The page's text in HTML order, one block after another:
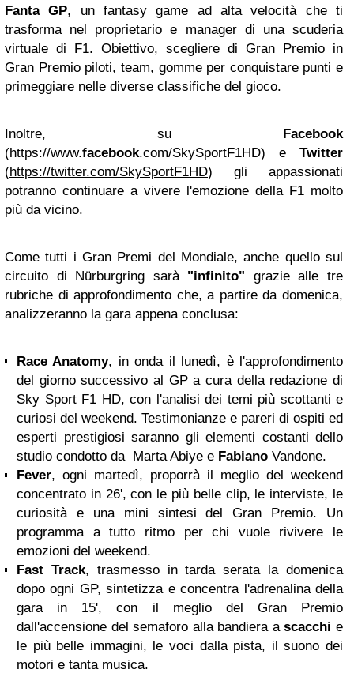
FantaGP, un fantasy game ad alta velocità che ti
trasforma nel proprietario e manager di una scuderia
virtuale di F1. Obiettivo, scegliere di Gran Premio in
Gran Premio piloti, team, gomme per conquistare punti e
primeggiare nelle diverse classifiche del gioco.
Inoltre, su Facebook
(https://www.facebook.com/SkySportF1HD) e Twitter
(https://twitter.com/SkySportF1HD) gli appassionati
potranno continuare a vivere l'emozione della F1 molto
più da vicino.
Come tutti i Gran Premi del Mondiale, anche quello sul
circuito di Nürburgring sarà "infinito" grazie alle tre
rubriche di approfondimento che, a partire da domenica,
analizzeranno la gara appena conclusa:
Race Anatomy, in onda il lunedì, è l'approfondimento
del giorno successivo al GP a cura della redazione di
Sky Sport F1 HD, con l'analisi dei temi più scottanti e
curiosi del weekend. Testimonianze e pareri di ospiti ed
esperti prestigiosi saranno gli elementi costanti dello
studio condotto da Marta Abiye e Fabiano Vandone.
Fever, ogni martedì, proporrà il meglio del weekend
concentrato in 26', con le più belle clip, le interviste, le
curiosità e una mini sintesi del Gran Premio. Un
programma a tutto ritmo per chi vuole rivivere le
emozioni del weekend.
Fast Track, trasmesso in tarda serata la domenica
dopo ogni GP, sintetizza e concentra l'adrenalina della
gara in 15', con il meglio del Gran Premio
dall'accensione del semaforo alla bandiera ascacchi e
le più belle immagini, le voci dalla pista, il suono dei
motori e tanta musica.